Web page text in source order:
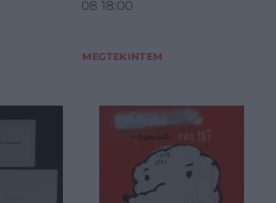
08 18:00
MEGTEKINTEM